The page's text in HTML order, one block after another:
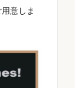
意しま